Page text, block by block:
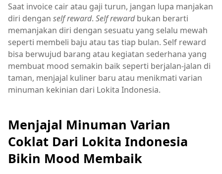
Saat invoice cair atau gaji turun, jangan lupa manjakan
diri dengan self reward. Self rewardbukan berarti
memanjakan diri dengan sesuatu yang selalu mewah
seperti membeli baju atau tas tiap bulan. Self reward
bisa berwujud barang atau kegiatan sederhana yang
membuat mood semakin baik seperti berjalan-jalan di
taman, menjajal kuliner baru atau menikmati varian
minuman kekinian dari Lokita Indonesia.
Menjajal Minuman Varian
Coklat Dari Lokita Indonesia
Bikin Mood Membaik